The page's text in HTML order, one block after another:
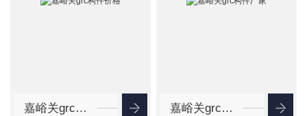
嘉峪关grc构件价格 嘉峪关grc构件厂家